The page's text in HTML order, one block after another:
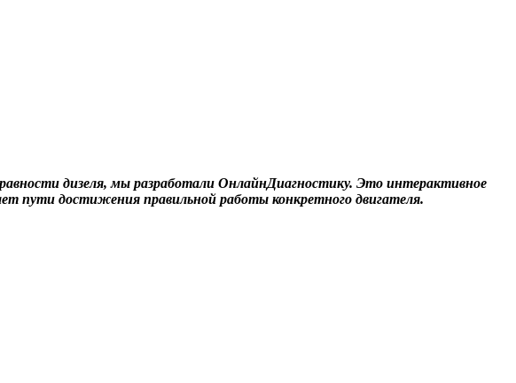
дизеля, мы разработали ОнлайнДиагностику. Это интерактивное
пути достижения правильной работы конкретного двигателя.